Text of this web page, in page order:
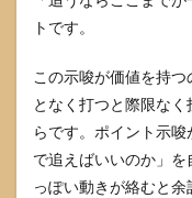
文字
文字
は別
軸の
サイ
ン
4
トです。
この示唆が価値を持
となく打つと際限な
らです。ポイント示
で追えばいいのか」
っぽい動きが絡むと